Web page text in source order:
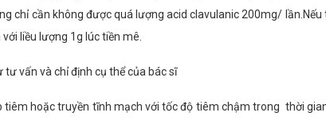
chỉ cần không được quá lượng acid clavulanic 200mg/
liều lượng 1g lúc tiền mê.
vấn và chỉ định cụ thể của bác sĩ
hoặc truyền tĩnh mạch với tốc độ tiêm chậm trong thời